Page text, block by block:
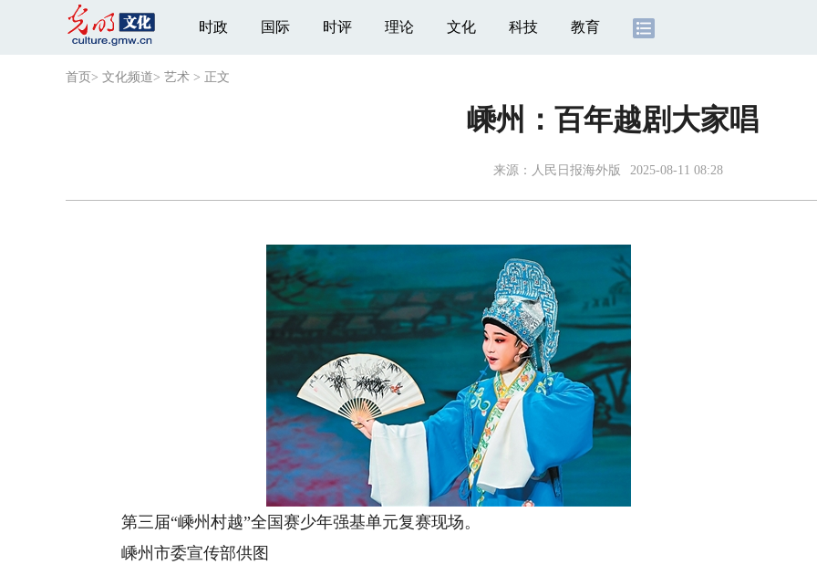
时政 国际 时评 理论 文化 科技 教育
首页 > 文化频道> 艺术 > 正文
嵊州：百年越剧大家唱
来源： 人民日报海外版 2025-08-11 08:28
第三届“嵊州村越”全国赛少年强基单元复赛现场。
嵊州市委宣传部供图